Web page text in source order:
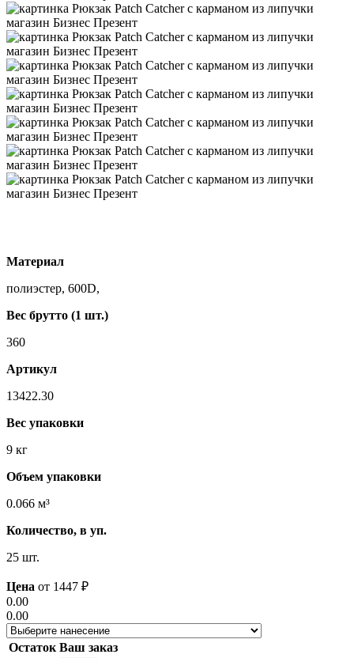
Материал
полиэстер, 600D,
Вес брутто (1 шт.)
360
Артикул
13422.30
Вес упаковки
9 кг
Объем упаковки
0.066 м³
Количество, в уп.
25 шт.
Цена от 1447 ₽
0.00
0.00
Остаток Ваш заказ